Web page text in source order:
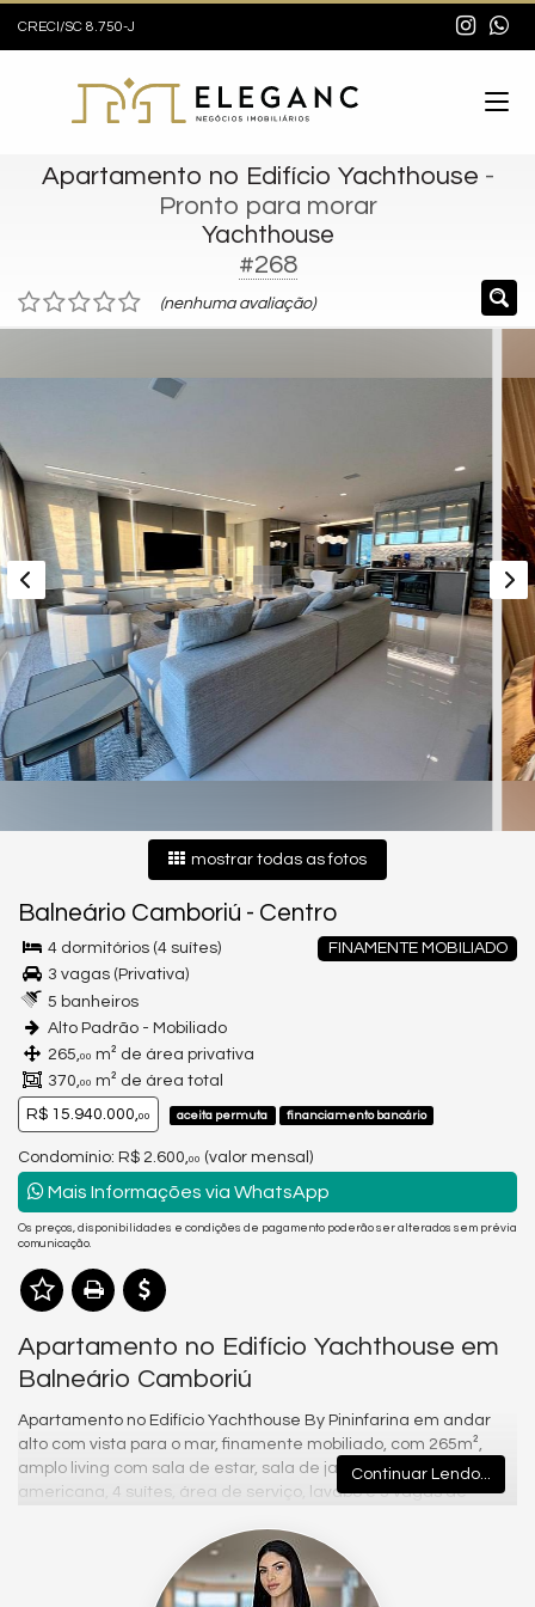
CRECI/SC 8.750-J
Apartamento no Edifício Yachthouse -
Pronto para morar
Yachthouse
#268
(nenhuma avaliação)
mostrar todas as fotos
Balneário Camboriú - Centro
FINAMENTE MOBILIADO
4 dormitórios (4 suítes)
3 vagas (Privativa)
5 banheiros
Alto Padrão - Mobiliado
265,00 m² de área privativa
370,00 m² de área total
R$ 15.940.000,00 aceita permuta financiamento bancário
Condomínio: R$ 2.600, 00 (valor mensal)
Mais Informações via WhatsApp
Os preços, disponibilidades e condições de pagamento poderão ser alterados sem prévia
comunicação.
Apartamento no Edifício Yachthouse em
Balneário Camboriú
Apartamento no Edifício Yachthouse By Pininfarina em andar
alto com vista para o mar, finamente mobiliado, com 265m²,
amplo living com sala de estar, sala de jantar, cozinha
americana, 4 suítes, área de serviço, lavabo e 3 vagas de
CONCEITO ÚNICO, DESIGN SURPREENDENTE, EM UM DOS
DESTINOS MAIS DESEJADOS DO PAÍS.
Continuar Lendo...